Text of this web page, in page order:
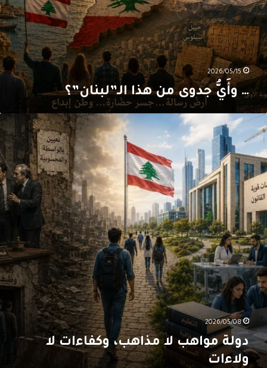
2026/05/15
… وأَيُّ جدوى من هذا الـ”لبنان”؟
دولة
مواهب
مذاهب،
وكفاءات
لا
ولاءات
2026/05/08
دولة مواهب لا مذاهب، وكفاءات لا
ولاءات